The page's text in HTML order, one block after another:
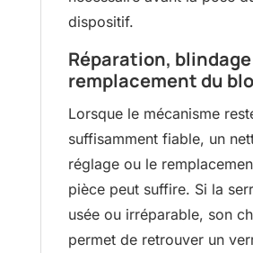
dispositif.
Réparation,
remplacement du
Lorsque le mécanisme
suffisamment fiable, un
réglage ou le
pièce peut suffire. Si la
usée ou irréparable, son
permet de retrouver un